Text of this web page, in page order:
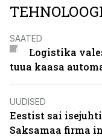
SAATED
Logistika
tuua kaasa
UUDISED
Eestist sai
Saksamaa firma